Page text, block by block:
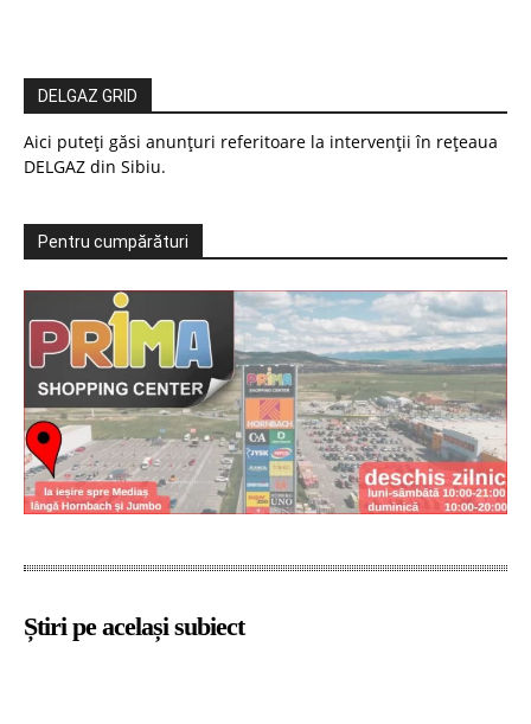
DELGAZ GRID
Aici puteți găsi anunțuri referitoare la intervenții în rețeaua
DELGAZ din Sibiu.
Pentru cumpărături
Știri pe același subiect